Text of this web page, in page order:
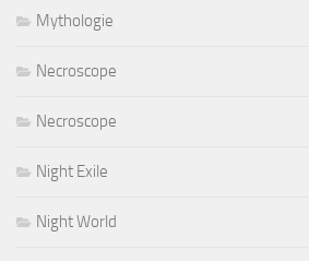
Mythologie
Necroscope
Necroscope
Night Exile
Night World